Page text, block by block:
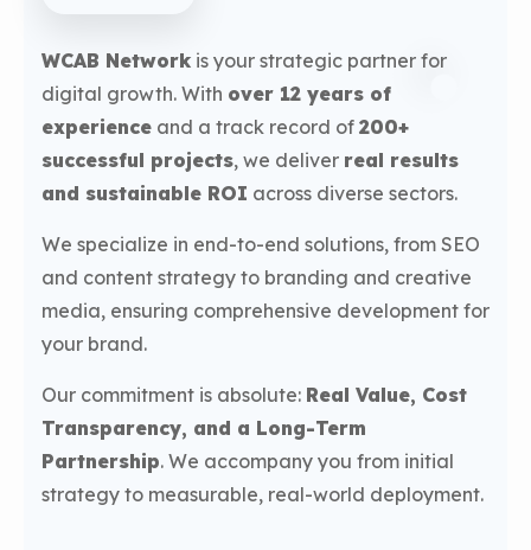
WCAB Network is your strategic partner for
digital growth. With over 12 years of
experience and a track record of 200+
successful projects, we deliver real results
and sustainable ROI across diverse sectors.
We specialize in end-to-end solutions, from SEO
and content strategy to branding and creative
media, ensuring comprehensive development for
your brand.
Our commitment is absolute: Real Value, Cost
Transparency, and a Long-Term
Partnership. We accompany you from initial
strategy to measurable, real-world deployment.